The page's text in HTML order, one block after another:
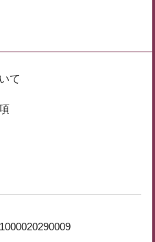
て
1000020290009